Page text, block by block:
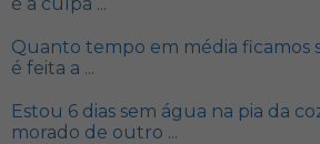
Quanto tempo em média ficamos
é feita a ...
Estou 6 dias sem água na pia da
morado de outro ...